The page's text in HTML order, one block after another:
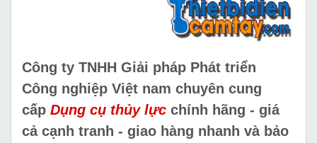
Công ty TNHH Giải pháp Phát triển
Công nghiệp Việt nam chuyên cung
cấp Dụng cụ thủy lực chính hãng - giá
cả cạnh tranh - giao hàng nhanh và bảo